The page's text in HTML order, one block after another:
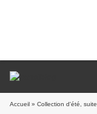
Accueil » Collection d'été, suite.